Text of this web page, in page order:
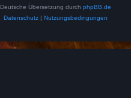
Deutsche Übersetzung durch phpBB.de
Datenschutz| Nutzungsbedingungen